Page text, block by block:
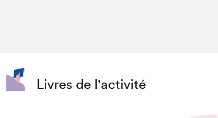
Livres de l'activité